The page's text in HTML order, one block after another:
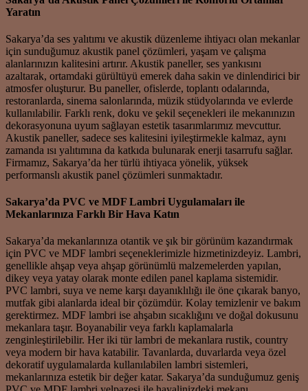
Yaratın
Sakarya’da ses yalıtımı ve akustik düzenleme ihtiyacı olan mekanlar
için sunduğumuz akustik panel çözümleri, yaşam ve çalışma
alanlarınızın kalitesini artırır. Akustik paneller, ses yankısını
azaltarak, ortamdaki gürültüyü emerek daha sakin ve dinlendirici bir
atmosfer oluşturur. Bu paneller, ofislerde, toplantı odalarında,
restoranlarda, sinema salonlarında, müzik stüdyolarında ve evlerde
kullanılabilir. Farklı renk, doku ve şekil seçenekleri ile mekanınızın
dekorasyonuna uyum sağlayan estetik tasarımlarımız mevcuttur.
Akustik paneller, sadece ses kalitesini iyileştirmekle kalmaz, aynı
zamanda ısı yalıtımına da katkıda bulunarak enerji tasarrufu sağlar.
Firmamız, Sakarya’da her türlü ihtiyaca yönelik, yüksek
performanslı akustik panel çözümleri sunmaktadır.
Sakarya’da PVC ve MDF Lambri Uygulamaları ile
Mekanlarınıza Farklı Bir Hava Katın
Sakarya’da mekanlarınıza otantik ve şık bir görünüm kazandırmak
için PVC ve MDF lambri seçeneklerimizle hizmetinizdeyiz. Lambri,
genellikle ahşap veya ahşap görünümlü malzemelerden yapılan,
dikey veya yatay olarak monte edilen panel kaplama sistemidir.
PVC lambri, suya ve neme karşı dayanıklılığı ile öne çıkarak banyo,
mutfak gibi alanlarda ideal bir çözümdür. Kolay temizlenir ve bakım
gerektirmez. MDF lambri ise ahşabın sıcaklığını ve doğal dokusunu
mekanlara taşır. Boyanabilir veya farklı kaplamalarla
zenginleştirilebilir. Her iki tür lambri de mekanlara rustik, country
veya modern bir hava katabilir. Tavanlarda, duvarlarda veya özel
dekoratif uygulamalarda kullanılabilen lambri sistemleri,
mekanlarınıza estetik bir değer katar. Sakarya’da sunduğumuz geniş